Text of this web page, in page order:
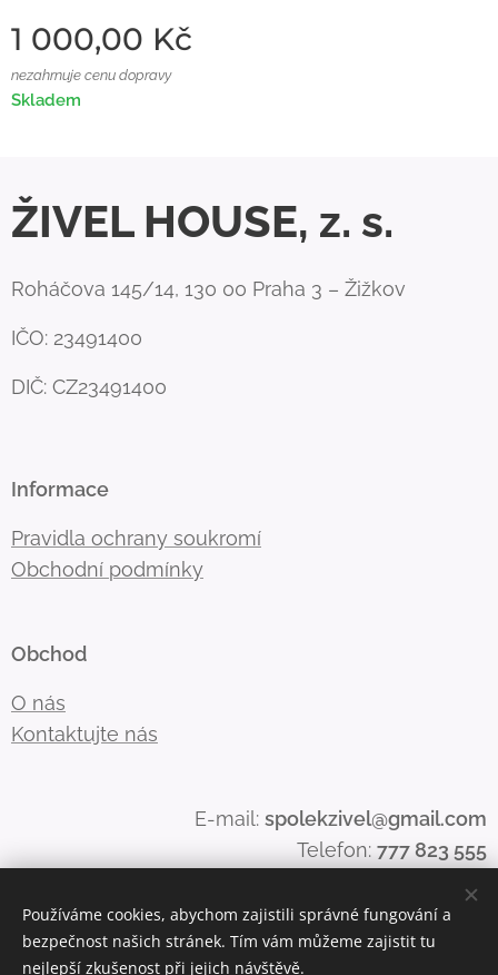
1 000,00 Kč
nezahrnuje cenu dopravy
Skladem
ŽIVEL HOUSE, z. s.
Roháčova 145/14, 130 00 Praha 3 – Žižkov
IČO: 23491400
DIČ: CZ23491400
Informace
Pravidla ochrany soukromí
Obchodní podmínky
Obchod
O nás
Kontaktujte nás
E-mail: spolekzivel@gmail.com
Telefon: 777 823 555
Cookies
Používáme cookies, abychom zajistili správné fungování a
bezpečnost našich stránek. Tím vám můžeme zajistit tu
nejlepší zkušenost při jejich návštěvě.